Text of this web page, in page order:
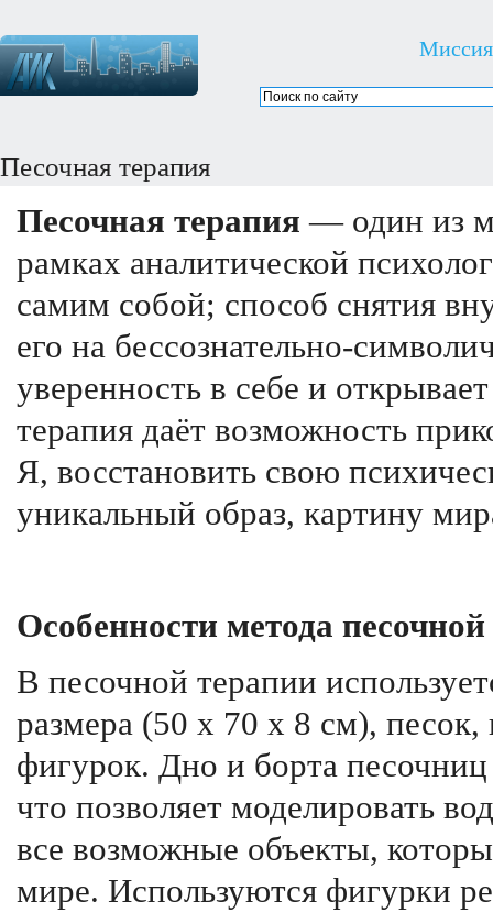
Миссия
Песочная терапия
Песочная терапия — один из
рамках аналитической
самим собой; способ снятия
его на бессознательно-
уверенность в себе и
терапия даёт возможность
Я, восстановить свою
уникальный образ, картину
Особенности метода
В песочной терапии
размера (50 х 70 х 8 см),
фигурок. Дно и борта
что позволяет моделировать
все возможные объекты,
мире. Используются фигурки